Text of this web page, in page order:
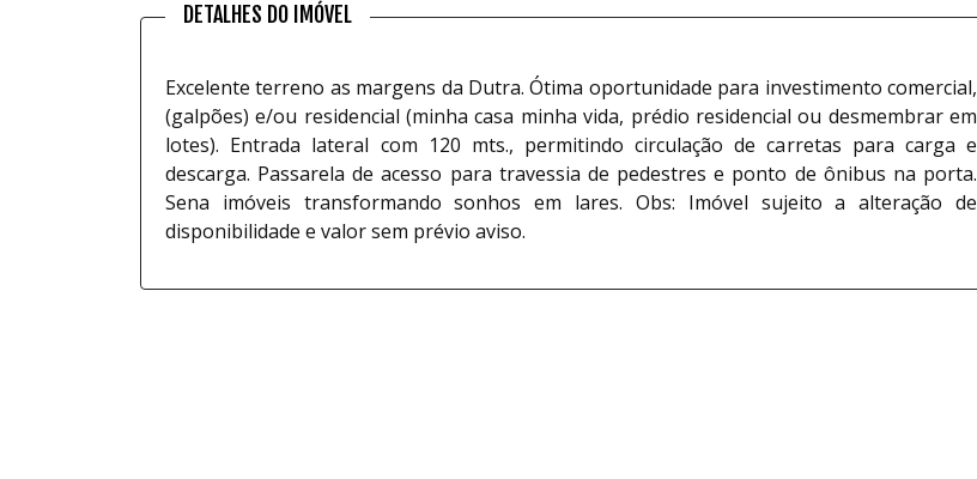
DETALHES DO IMÓVEL
Excelente terreno as margens da Dutra. Ótima oportunidade para investimento comercial,
(galpões) e/ou residencial (minha casa minha vida, prédio residencial ou desmembrar em
lotes). Entrada lateral com 120 mts., permitindo circulação de carretas para carga e
descarga. Passarela de acesso para travessia de pedestres e ponto de ônibus na porta.
Sena imóveis transformando sonhos em lares. Obs: Imóvel sujeito a alteração de
disponibilidade e valor sem prévio aviso.